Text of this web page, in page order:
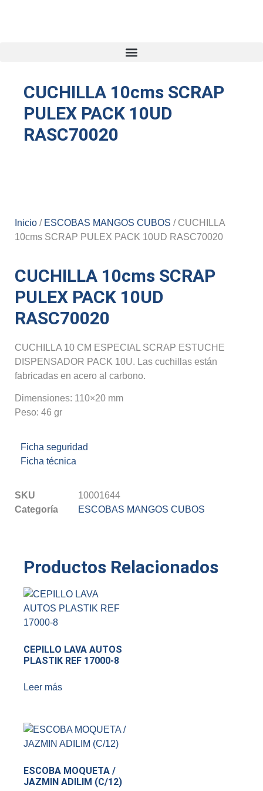
CUCHILLA 10cms SCRAP
PULEX PACK 10UD
RASC70020
Inicio / ESCOBAS MANGOS CUBOS / CUCHILLA
10cms SCRAP PULEX PACK 10UD RASC70020
CUCHILLA 10cms SCRAP
PULEX PACK 10UD
RASC70020
CUCHILLA 10 CM ESPECIAL SCRAP ESTUCHE
DISPENSADOR PACK 10U. Las cuchillas están
fabricadas en acero al carbono.
Dimensiones: 110×20 mm
Peso: 46 gr
Ficha seguridad
Ficha técnica
SKU
10001644
Categoría
ESCOBAS MANGOS CUBOS
Productos Relacionados
CEPILLO LAVA AUTOS
PLASTIK REF 17000-8
Leer más
ESCOBA MOQUETA /
JAZMIN ADILIM (C/12)